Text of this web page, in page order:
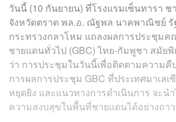
วันนี้ (10 กันยายน) ที่โรงแรมเซ็นทารา
จังหวัดตราด พล.อ. ณัฐพล นาคพาณิชย์ รั
กระทรวงกลาโหม แถลงผลการประชุมค
ชายแดนทั่วไป (GBC) ไทย-กัมพูชา สมัยพิ
ว่า การประชุมในวันนี้เพื่อติดตามความคื
การผลการประชุม GBC ที่ประเทศมาเล
หยุดยิง และแนวทางการดำเนินการ จะน
ความสงบสุขในพื้นที่ชายแดนได้อย่างถา